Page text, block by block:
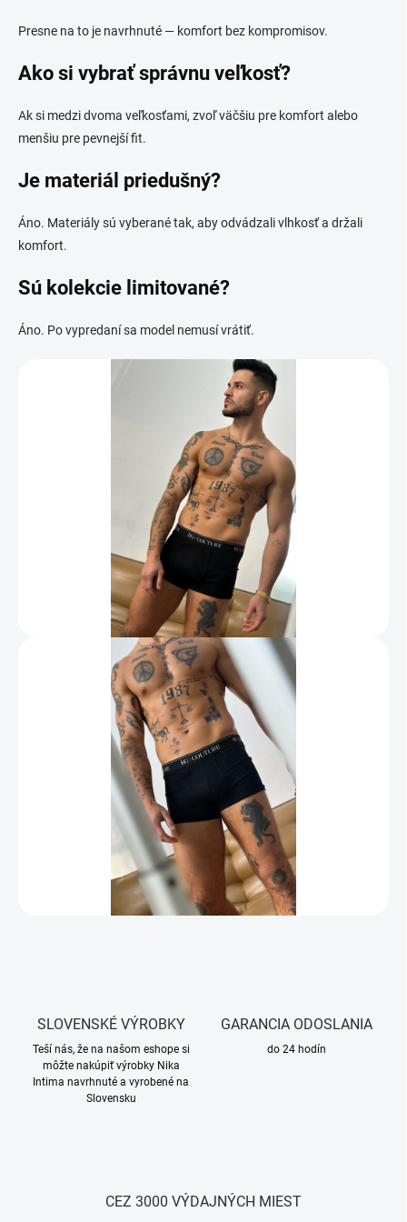
Presne na to je navrhnuté — komfort bez kompromisov.
Ako si vybrať správnu veľkosť?
Ak si medzi dvoma veľkosťami, zvoľ väčšiu pre komfort alebo
menšiu pre pevnejší fit.
Je materiál priedušný?
Áno. Materiály sú vyberané tak, aby odvádzali vlhkosť a držali
komfort.
Sú kolekcie limitované?
Áno. Po vypredaní sa model nemusí vrátiť.
SLOVENSKÉ VÝROBKY
Teší nás, že na našom eshope si
môžte nakúpiť výrobky Nika
Intima navrhnuté a vyrobené na
Slovensku
GARANCIA ODOSLANIA
do 24 hodín
CEZ 3000 VÝDAJNÝCH MIEST